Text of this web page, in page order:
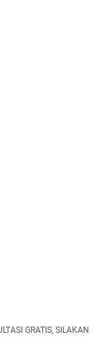
GRATIS, SILAKAN